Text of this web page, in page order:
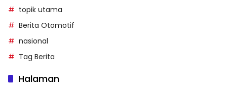
topik utama
Berita Otomotif
nasional
Tag Berita
Halaman